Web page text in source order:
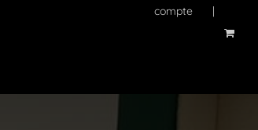
compte